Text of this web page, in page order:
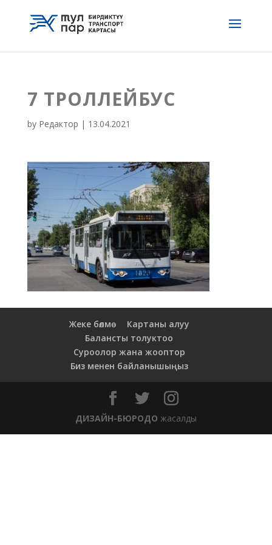
7 ТРОЛЛЕЙБУС
by Редактор | 13.04.2021
Жеке бөлмө
Картаны алуу
Балансты толуктоо
Суроолор жана жооптор
Биз менен байланышыңыз
ДИЗАЙН-БЮРОДО жасалды